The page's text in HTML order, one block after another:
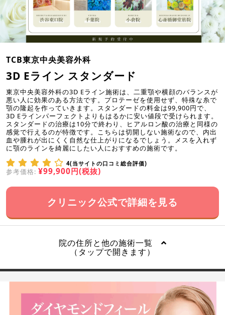
TCB東京中央美容外科
3D Eライン スタンダード
東京中央美容外科の3D Eライン施術は、二重顎や横顔のバランスが
悪い人に効果のある方法です。プロテーゼを使用せず、特殊な糸で
顎の隆起を作っていきます。スタンダードの料金は99,900円で、
3D Eラインパーフェクトよりもはるかに安い値段で受けられます。
スタンダードの治療は10分で終わり、ヒアルロン酸の治療と同様の
感覚で行えるのが特徴です。こちらは切開しない施術なので、内出
血や腫れが出にくく自然な仕上がりになるでしょう。メスを入れず
に顎のラインを綺麗にしたい人におすすめの施術です。
4(当サイトの口コミ総合評価)
参考価格: ¥99,900円(税抜)
クリニック公式で詳細を見る
院の住所と他の施術一覧
（タップで開きます）